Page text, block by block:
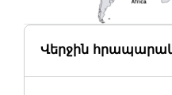
Վերջին